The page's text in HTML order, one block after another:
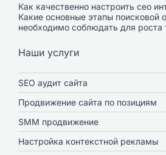
Как качественно настроить сео
Какие основные этапы поисковой
необходимо соблюдать для роста
Наши услуги
SEO аудит сайта
Продвижение сайта по позициям
SMM продвижение
Настройка контекстной рекламы